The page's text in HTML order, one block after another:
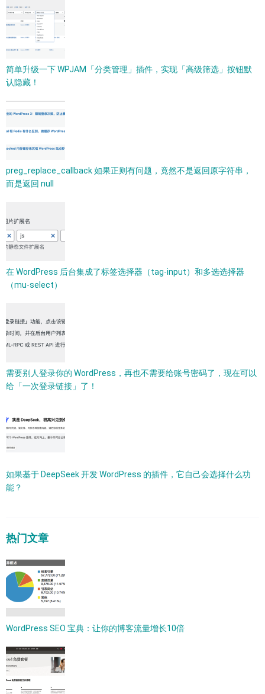
简单升级一下 WPJAM「分类管理」插件，实现「高级筛选」按钮默
认隐藏！
preg_replace_callback 如果正则有问题，竟然不是返回原字符串，
而是返回 null
在 WordPress 后台集成了标签选择器（tag-input）和多选选择器
（mu-select）
需要别人登录你的 WordPress，再也不需要给账号密码了，现在可以
给「一次登录链接」了！
如果基于 DeepSeek 开发 WordPress 的插件，它自己会选择什么功
能？
热门文章
WordPress SEO 宝典：让你的博客流量增长10倍